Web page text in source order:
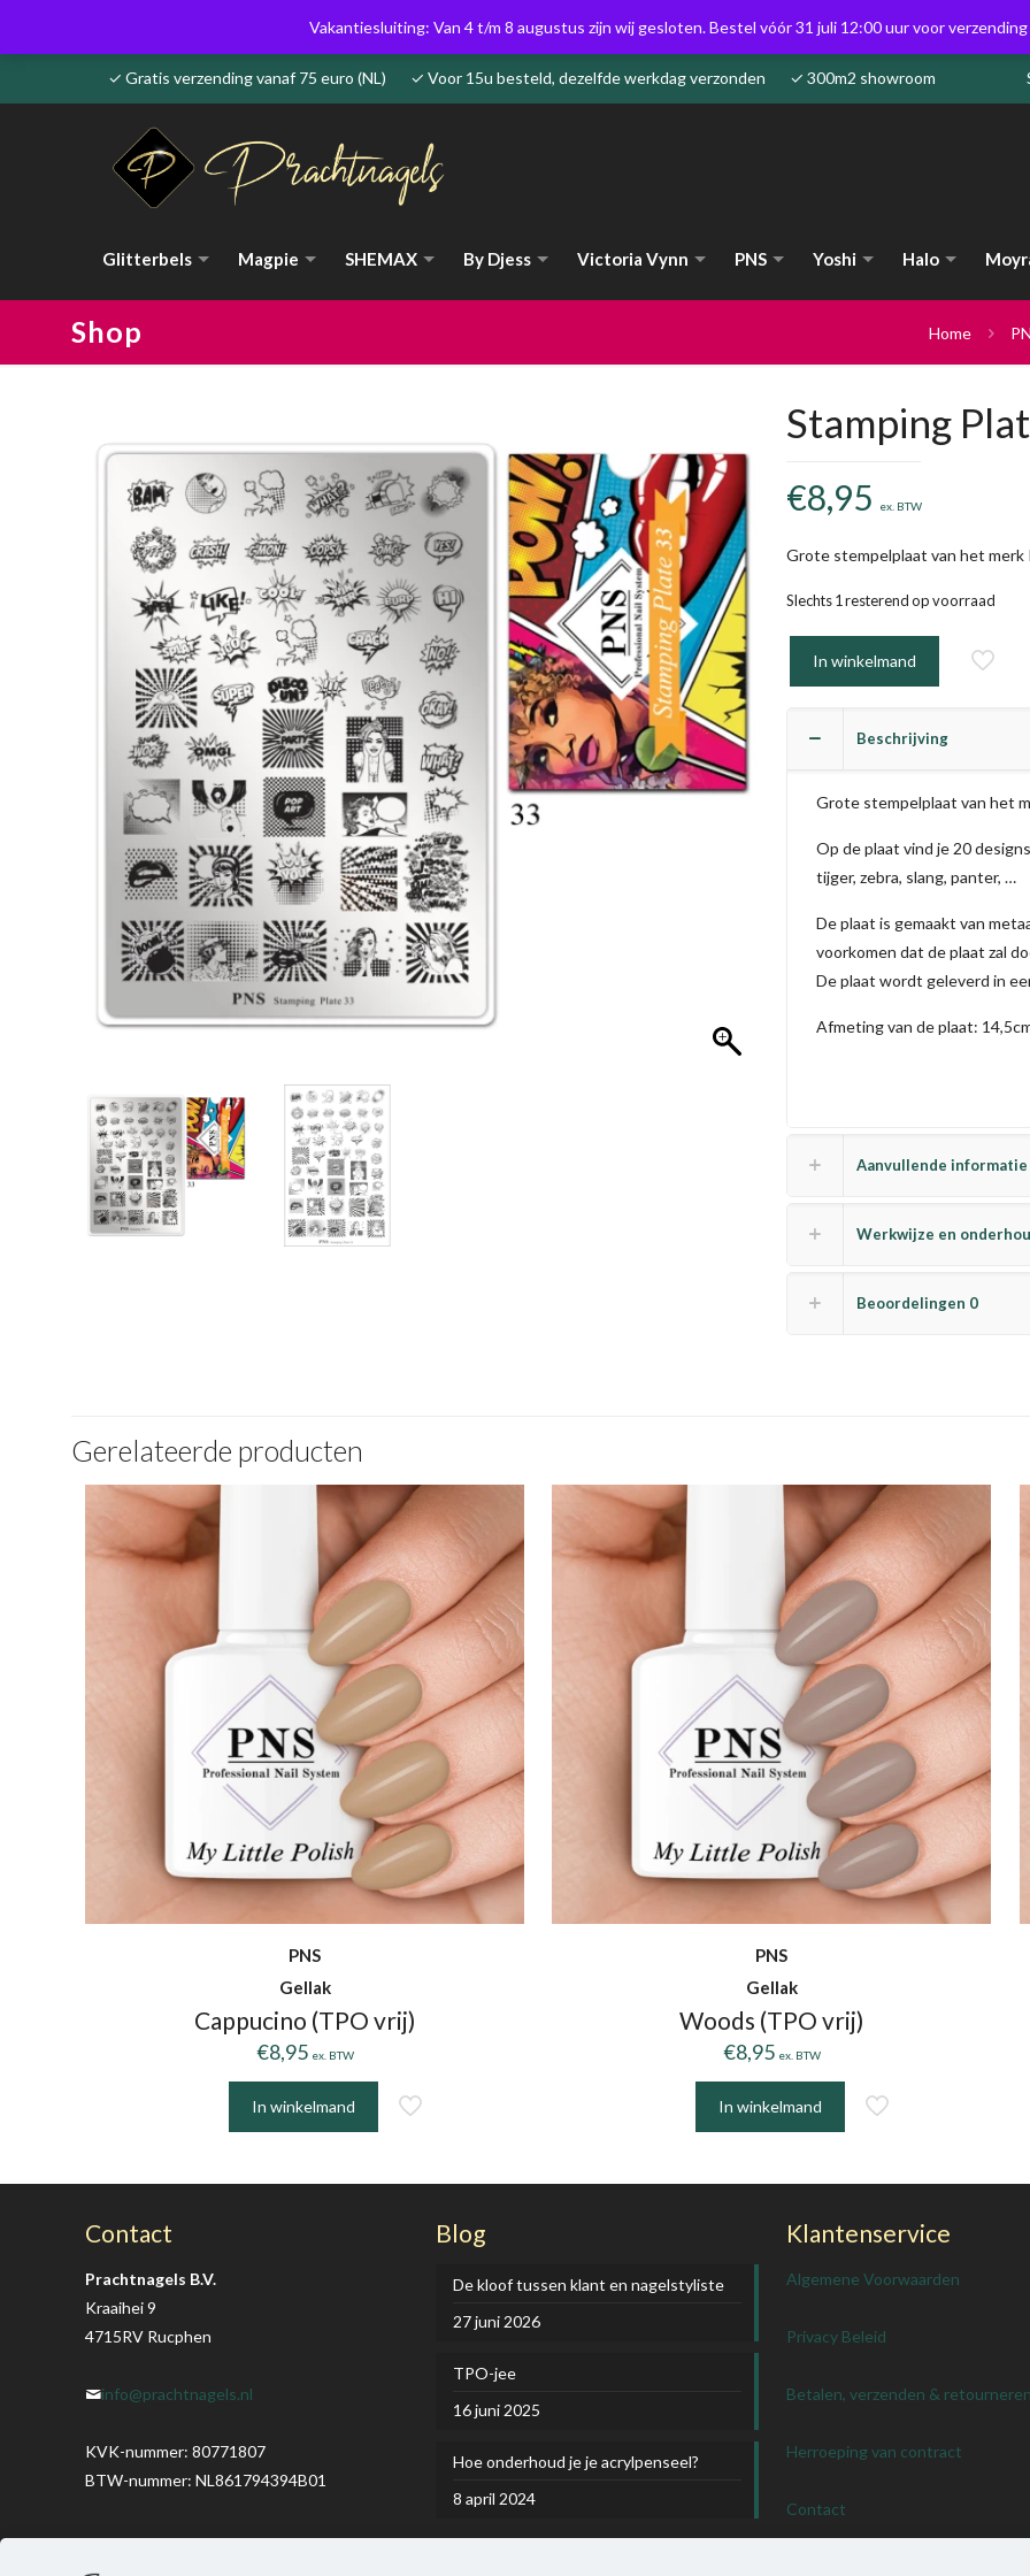
✓ Gratis verzending vanaf 75 euro (NL) ✓ Voor 15u besteld, dezelfde werkdag verzonden ✓ 300m2 showroom
Glitterbels Magpie SHEMAX By Djess Victoria Vynn PNS Yoshi Halo
Shop Home
Stamping
€8,95 ex. BTW
Grote stempelplaat van het merk
Slechts 1 resterend op voorraad
In winkelmand
Beschrijving
Grote stempelplaat van het
Op de plaat vind je 20
tijger, zebra, slang, panter, …
De plaat is gemaakt van
voorkomen dat de plaat zal
De plaat wordt geleverd in
Afmeting van de plaat:
Aanvullende informatie
Werkwijze en
Beoordelingen 0
Gerelateerde producten
PNS
Gellak
Cappucino (TPO vrij)
€8,95 ex. BTW
In winkelmand
PNS
Gellak
Woods (TPO vrij)
€8,95 ex. BTW
In winkelmand
Contact
Prachtnagels B.V.
Kraaihei 9
4715RV Rucphen
info@prachtnagels.nl
KVK-nummer: 80771807
BTW-nummer: NL861794394B01
Blog
De kloof tussen klant en nagelstyliste
27 juni 2026
TPO-jee
16 juni 2025
Hoe onderhoud je je acrylpenseel?
8 april 2024
Klantenservice
Algemene Voorwaarden
Privacy Beleid
Betalen, verzenden &
Herroeping van contract
Contact
Vakantiesluiting: Van 4 t/m 8 augustus zijn wij gesloten. Bestel vóór 31 juli 12:00 uur voor